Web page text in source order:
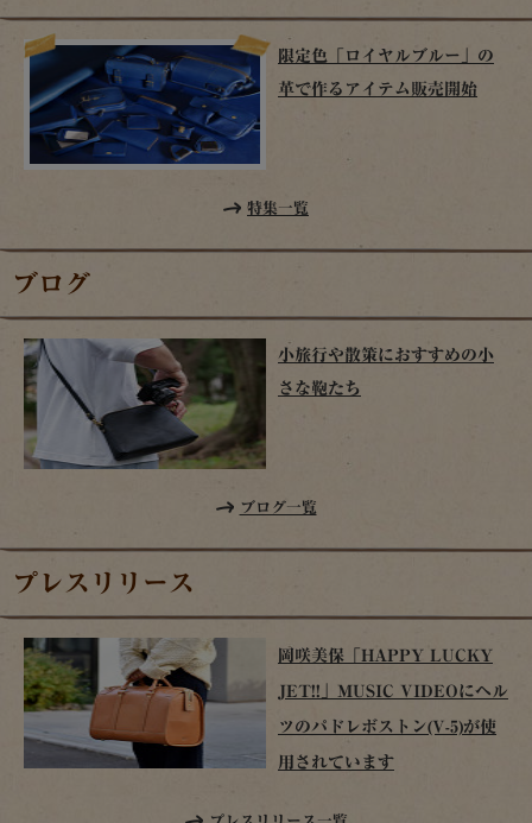
限定色「ロイヤルブルー」の
革で作るアイテム販売開始
特集一覧
ブログ
小旅行や散策におすすめの小
さな鞄たち
ブログ一覧
プレスリリース
岡咲美保「HAPPY LUCKY
JET!!」MUSIC VIDEOにヘル
ツのパドレボストン(V-5)が使
用されています